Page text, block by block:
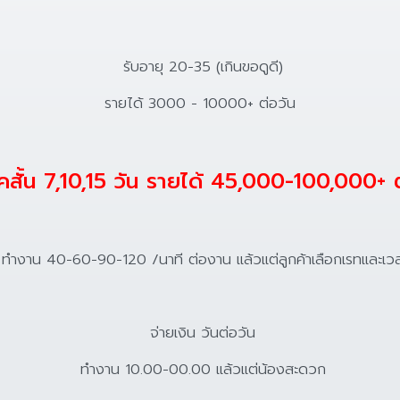
รับอายุ 20-35 (เกินขอดูดี)
รายได้ 3000 - 10000+ ต่อวัน
สั้น 7,10,15 วัน รายได้ 45,000-100,000+
ทำงาน 40-60-90-120 /นาที ต่องาน แล้วแต่ลูกค้าเลือกเรทและเว
จ่ายเงิน วันต่อวัน
ทำงาน 10.00-00.00 แล้วแต่น้องสะดวก